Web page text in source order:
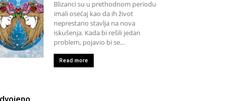
Blizanci su u prethodnom periodu
imali osećaj kao da ih život
neprestano stavlja na nova
iskušenja. Kada bi rešili jedan
problem, pojavio bi se...
Read more